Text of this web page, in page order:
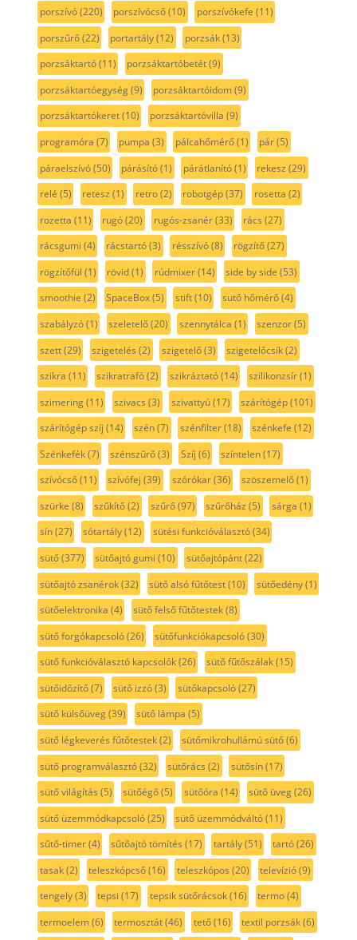
porszívó(220) porszívócső(10) porszívókefe (11)
porszűrő(22) portartály(12) porzsák(13)
porzsáktartó(11) porzsáktartóbetét(9)
porzsáktartóegység(9) porzsáktartóidom(9)
porzsáktartókeret(10) porzsáktartóvilla (9)
programóra (7) pumpa (3) pálcahőmérő(1) pár(5)
páraelszívó(50) párásító(1) párátlanító(1) rekesz (29)
relé (5) retesz (1) retro(2) robotgép(37) rosetta (2)
rozetta (11) rugó(20) rugós-zsanér(33) rács (27)
rácsgumi (4) rácstartó(3) résszívó(8) rögzítő(27)
rögzítőfül (1) rövid(1) rúdmixer(14) side by side (53)
smoothie (2) SpaceBox(5) stift(10) sutő hőmérő(4)
szabályzó(1) szeletelő(20) szennytálca (1) szenzor(5)
szett(29) szigetelés (2) szigetelő(3) szigetelőcsík(2)
szikra (11) szikratrafó(2) szikráztató(14) szilikonzsír(1)
szimering(11) szivacs (3) szivattyú(17) szárítógép(101)
szárítógép szíj (14) szén(7) szénfilter(18) szénkefe (12)
Szénkefék(7) szénszűrő(3) Szíj (6) színtelen(17)
szívócső(11) szívófej (39) szórókar(36) szöszemelő(1)
szürke (8) szűkítő(2) szűrő(97) szűrőház (5) sárga (1)
sín(27) sótartály(12) sütési funkcióválasztó(34)
sütő(377) sütőajtó gumi (10) sütőajtópánt(22)
sütőajtó zsanérok(32) sütő alsó fűtőtest(10) sütőedény(1)
sütőelektronika (4) sütő felső fűtőtestek(8)
sütő forgókapcsoló(26) sütőfunkciókapcsoló(30)
sütő funkcióválasztó kapcsolók(26) sütő fűtőszálak(15)
sütőidőzítő(7) sütő izzó(3) sütőkapcsoló(27)
sütő külsőüveg(39) sütő lámpa (5)
sütő légkeverés fűtőtestek(2) sütőmikrohullámú sütő(6)
sütő programválasztó(32) sütőrács (2) sütősín(17)
sütő világítás (5) sütőégő(5) sütőóra (14) sütő üveg(26)
sütő üzemmódkapcsoló(25) sütő üzemmódváltó(11)
sűtő-timer(4) sűtőajtó tömítés (17) tartály(51) tartó(26)
tasak(2) teleszkópcső(16) teleszkópos (20) televízió(9)
tengely(3) tepsi (17) tepsik sütőrácsok(16) termo(4)
termoelem(6) termosztát(46) tető(16) textil porzsák(6)